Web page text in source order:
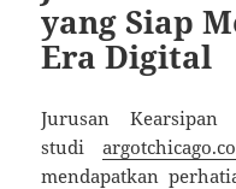
yang Siap
Era Digital
Jurusan
studi
mendapatkan